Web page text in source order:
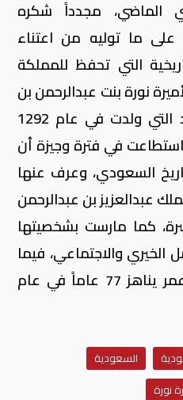
الماضي، مجدداً شكره
على ما توليه من اعتناء
التي تحفظ للمملكة
نورة بنت عبدالرحمن بن
فيصل بن تركي آل سعود التي ولدت في عام 1292
في فترة وجيزة أن
السعودي، وعرف عنها
عبدالعزيز بن عبدالرحمن
كما مارست بشخصيتها
الخيري والاجتماعي، فيما
توفيت –رحمها الله- عن عمر يناهز 77 عاماً في عام
السعودية
نورة